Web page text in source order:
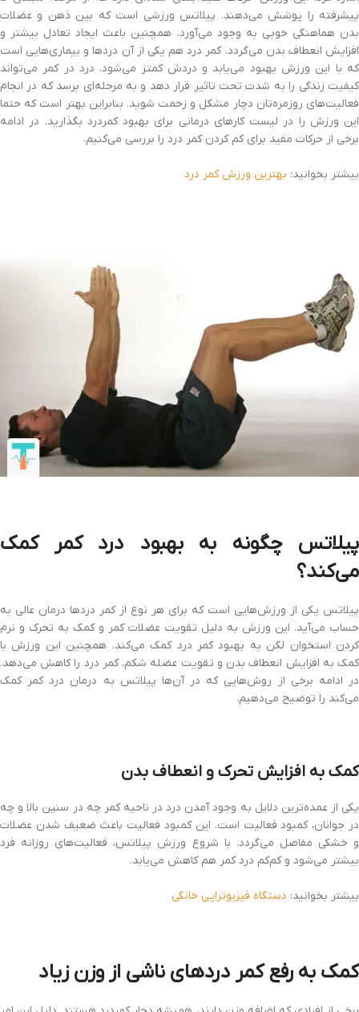
پیشرفته را پوشش می‌دهند. پیلاتس ورزشی است که بین ذهن و عضلات
بدن هماهنگی خوبی به وجود می‌آورد. همچنین باعث ایجاد تعادل بیشتر و
افزایش انعطاف بدن می‌گردد. کمر درد هم یکی از آن دردها و بیماری‌هایی است
که با این ورزش بهبود می‌یابد و دردش کمتز می‌شود. درد در کمر می‌تواند
کیفیت زندگی را به شدت تحت تاثیر قرار دهد و به مرحله‌ای برسد که در انجام
فعالیت‌های روزمره‌تان دچار مشکل و زحمت شوید. بنابراین بهتر است که حتما
این ورزش را در لیست کارهای درمانی برای بهبود کمردرد بگذارید. در ادامه
برخی از حرکات مفید برای کم کردن کمر درد را بررسی می‌کنیم.
بیشتر بخوانید: بهترین ورزش کمر درد
پیلاتس چگونه به بهبود درد کمر کمک
می‌کند؟
پیلاتس یکی از ورزش‌هایی است که برای هر نوع از کمر دردها درمان عالی به
حساب می‌آید. این ورزش به دلیل تقویت عضلات کمر و کمک به تحرک و نرم
کردن استخوان لگن به بهبود کمر درد کمک می‌کند. همچنین این ورزش با
کمک به افزایش انعطاف بدن و تقویت عضله شکم، کمر درد را کاهش می‌دهد.
در ادامه برخی از روش‌هایی که در آن‌ها پیلاتس به درمان درد کمر کمک
می‌کند را توضیح می‌دهیم.
کمک به افزایش تحرک و انعطاف بدن
یکی از عمده‌ترین دلایل به وجود آمدن درد در ناحیه کمر چه در سنین بالا و چه
در جوانان، کمبود فعالیت است. این کمبود فعالیت باعث ضعیف شدن عضلات
و خشکی مفاصل می‌گردد. با شروع ورزش پیلاتس، فعالیت‌های روزانه فرد
بیشتر می‌شود و کم‌کم درد کمر هم کاهش می‌یابد.
بیشتر بخوانید: دستگاه فیزیوتراپی خانگی
کمک به رفع کمر درد‌های ناشی از وزن زیاد